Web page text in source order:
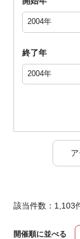
終了年
該当件数：1,103
開催順に並べる